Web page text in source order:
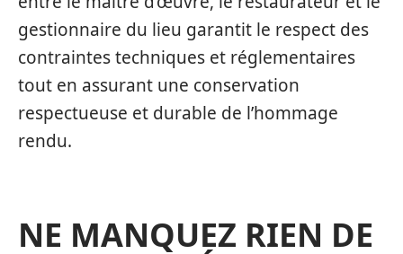
gestionnaire du lieu garantit le respect des
contraintes techniques et réglementaires
tout en assurant une conservation
respectueuse et durable de l’hommage
rendu.
NE MANQUEZ RIEN DE